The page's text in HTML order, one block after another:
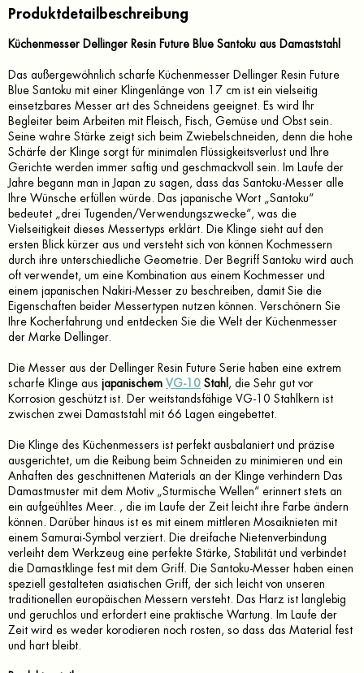
Produktdetailbeschreibung
Küchenmesser Dellinger Resin Future Blue Santoku aus Damaststahl
Das außergewöhnlich scharfe Küchenmesser Dellinger Resin Future
Blue Santoku mit einer Klingenlänge von 17 cm ist ein vielseitig
einsetzbares Messer art des Schneidens geeignet. Es wird Ihr
Begleiter beim Arbeiten mit Fleisch, Fisch, Gemüse und Obst sein.
Seine wahre Stärke zeigt sich beim Zwiebelschneiden, denn die hohe
Schärfe der Klinge sorgt für minimalen Flüssigkeitsverlust und Ihre
Gerichte werden immer saftig und geschmackvoll sein. Im Laufe der
Jahre begann man in Japan zu sagen, dass das Santoku-Messer alle
Ihre Wünsche erfüllen würde. Das japanische Wort „Santoku“
bedeutet „drei Tugenden/Verwendungszwecke“, was die
Vielseitigkeit dieses Messertyps erklärt. Die Klinge sieht auf den
ersten Blick kürzer aus und versteht sich von können Kochmessern
durch ihre unterschiedliche Geometrie. Der Begriff Santoku wird auch
oft verwendet, um eine Kombination aus einem Kochmesser und
einem japanischen Nakiri-Messer zu beschreiben, damit Sie die
Eigenschaften beider Messertypen nutzen können. Verschönern Sie
Ihre Kocherfahrung und entdecken Sie die Welt der Küchenmesser
der Marke Dellinger.
Die Messer aus der Dellinger Resin Future Serie haben eine extrem
scharfe Klinge aus japanischem VG-10 Stahl , die Sehr gut vor
Korrosion geschützt ist. Der weitstandsfähige VG-10 Stahlkern ist
zwischen zwei Damaststahl mit 66 Lagen eingebettet.
Die Klinge des Küchenmessers ist perfekt ausbalaniert und präzise
ausgerichtet, um die Reibung beim Schneiden zu minimieren und ein
Anhaften des geschnittenen Materials an der Klinge verhindern Das
Damastmuster mit dem Motiv „Sturmische Wellen“ erinnert stets an
ein aufgeühltes Meer. , die im Laufe der Zeit leicht ihre Farbe ändern
können. Darüber hinaus ist es mit einem mittleren Mosaiknieten mit
einem Samurai-Symbol verziert. Die dreifache Nietenverbindung
verleiht dem Werkzeug eine perfekte Stärke, Stabilität und verbindet
die Damastklinge fest mit dem Griff. Die Santoku-Messer haben einen
speziell gestalteten asiatischen Griff, der sich leicht von unseren
traditionellen europäischen Messern versteht. Das Harz ist langlebig
und geruchlos und erfordert eine praktische Wartung. Im Laufe der
Zeit wird es weder korodieren noch rosten, so dass das Material fest
und hart bleibt.